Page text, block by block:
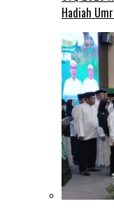
Hadiah